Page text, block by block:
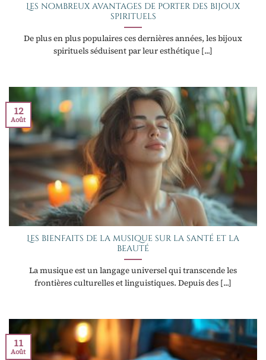
Les nombreux avantages de porter des bijoux
spirituels
De plus en plus populaires ces dernières années, les bijoux
spirituels séduisent par leur esthétique [...]
Les bienfaits de la musique sur la santé et la
beauté
La musique est un langage universel qui transcende les
frontières culturelles et linguistiques. Depuis des [...]
12
Août
11
Août